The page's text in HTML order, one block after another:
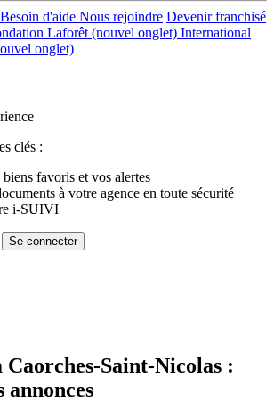
Besoin d'aide Nous rejoindre Devenir franchisé
Laforêt (nouvel onglet) International
onglet)
clés :
favoris et vos alertes
à votre agence en toute sécurité
i-SUIVI
Se connecter
Saint-Nicolas :
annonces